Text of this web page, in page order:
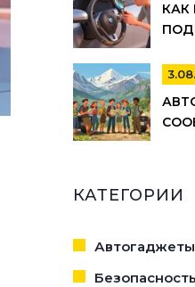
КАК
КАТЕГОРИИ
Автогаджеты